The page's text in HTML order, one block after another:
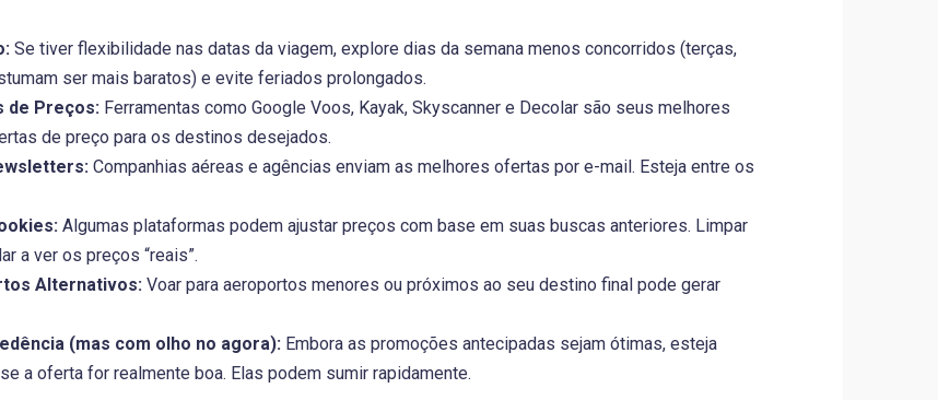
Se tiver flexibilidade nas datas da viagem, explore dias da semana menos concorridos (terças,
ser mais baratos) e evite feriados prolongados.
de Preços:Ferramentas como Google Voos, Kayak, Skyscanner e Decolar são seus melhores
de preço para os destinos desejados.
Companhias aéreas e agências enviam as melhores ofertas por e-mail. Esteja entre os
Algumas plataformas podem ajustar preços com base em suas buscas anteriores. Limpar
a ver os preços “reais”.
Alternativos:Voar para aeroportos menores ou próximos ao seu destino final pode gerar
(mas com olho no agora):Embora as promoções antecipadas sejam ótimas, esteja
a oferta for realmente boa. Elas podem sumir rapidamente.